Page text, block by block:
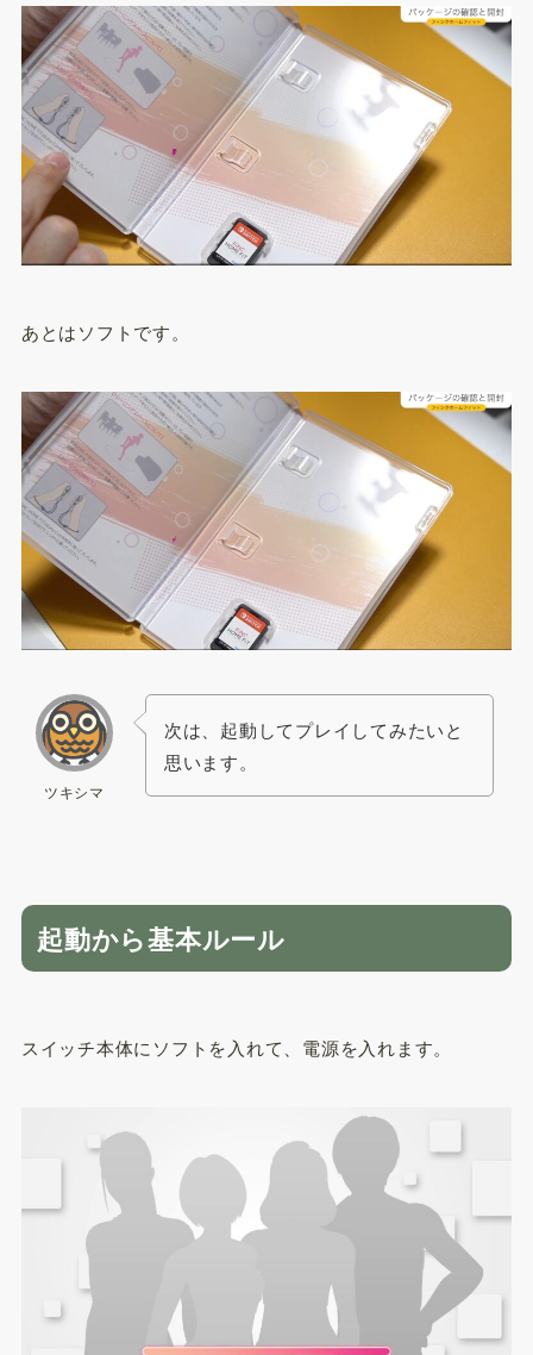
あとはソフトです。
ツキシマ
次は、起動してプレイしてみたいと
思います。
起動から基本ルール
スイッチ本体にソフトを入れて、電源を入れます。